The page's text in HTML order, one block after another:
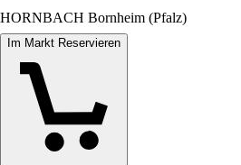
HORNBACH Bornheim (Pfalz)
Im Markt Reservieren